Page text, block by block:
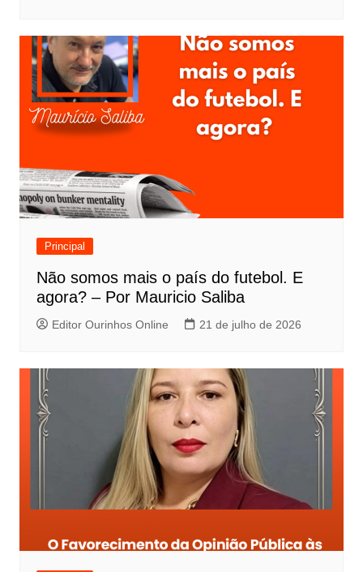
Principal
Não somos mais o país do futebol. E
agora? – Por Mauricio Saliba
Editor Ourinhos Online 21 de julho de 2026